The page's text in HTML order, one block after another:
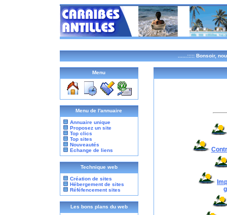
......::::: Bonsoir,
Menu
Menu de l'annuaire
Annuaire unique
Proposez un site
Top clics
Top sites
Nouveautés
Echange de liens
Technique web
Création de sites
Hébergement de sites
Réféfencement sites
Les bons plans du web